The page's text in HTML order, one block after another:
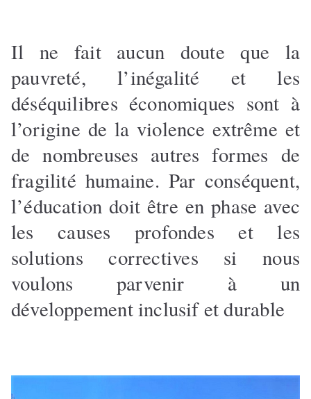
Il ne fait aucun doute que la
pauvreté, l’inégalité et les
déséquilibres économiques sont à
l’origine de la violence extrême et
de nombreuses autres formes de
fragilité humaine. Par conséquent,
l’éducation doit être en phase avec
les causes profondes et les
solutions correctives si nous
voulons parvenir à un
développement inclusif et durable